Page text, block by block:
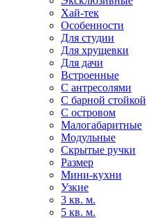
Хай-тек
Особенности
Для студии
Для хрущевки
Для дачи
Встроенные
С антресолями
С барной стойкой
С островом
Малогабаритные
Модульные
Скрытые ручки
Размер
Мини-кухни
Узкие
3 кв. м.
5 кв. м.